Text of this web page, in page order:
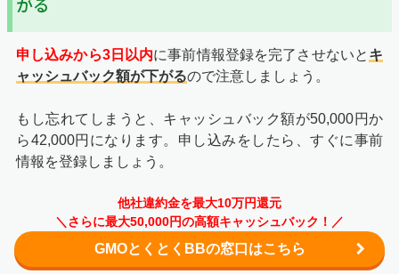
がる
申し込みから3日以内に事前情報登録を完了させないと キ
ャッシュバック額が下がるので注意しましょう。
もし忘れてしまうと、キャッシュバック額が50,000円か
ら42,000円になります。申し込みをしたら、すぐに事前
情報を登録しましょう。
他社違約金を最大10万円還元
＼さらに最大50,000円の高額キャッシュバック！／
GMOとくとくBBの窓口はこちら